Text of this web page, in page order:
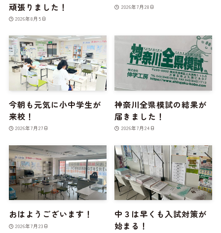
頑張りました！
2026年8月5日
2026年7月28日
今朝も元気に小中学生が
来校！
2026年7月27日
神奈川全県模試の結果が
届きました！
2026年7月24日
おはようございます！
2026年7月23日
中３は早くも入試対策が
始まる！